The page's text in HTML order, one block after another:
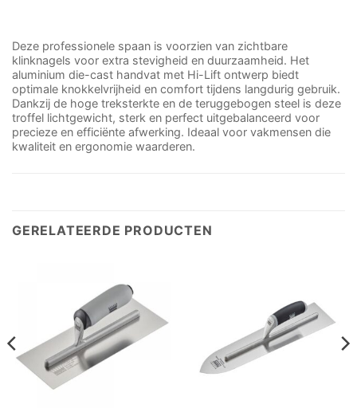
Deze professionele spaan is voorzien van zichtbare
klinknagels voor extra stevigheid en duurzaamheid. Het
aluminium die-cast handvat met Hi-Lift ontwerp biedt
optimale knokkelvrijheid en comfort tijdens langdurig gebruik.
Dankzij de hoge treksterkte en de teruggebogen steel is deze
troffel lichtgewicht, sterk en perfect uitgebalanceerd voor
precieze en efficiënte afwerking. Ideaal voor vakmensen die
kwaliteit en ergonomie waarderen.
GERELATEERDE PRODUCTEN